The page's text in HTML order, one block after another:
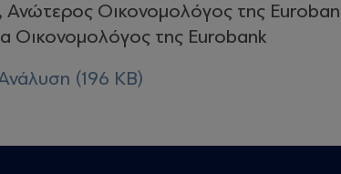
, Ανώτερος Οικονομολόγος της
Οικονομολόγος της Eurobank
(196 KB)